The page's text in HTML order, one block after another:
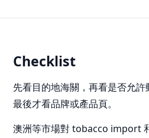
Checklist
先看目的地海關，再看是否允許
最後才看品牌或產品頁。
澳洲等市場對 tobacco import